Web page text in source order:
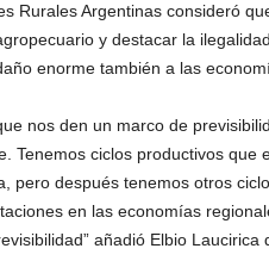
Rurales Argentinas consideró
y destacar la
enorme también a las
nos den un marco de
Tenemos ciclos productivos
pero después tenemos otros
en las economías
añadió Elbio Laucirica